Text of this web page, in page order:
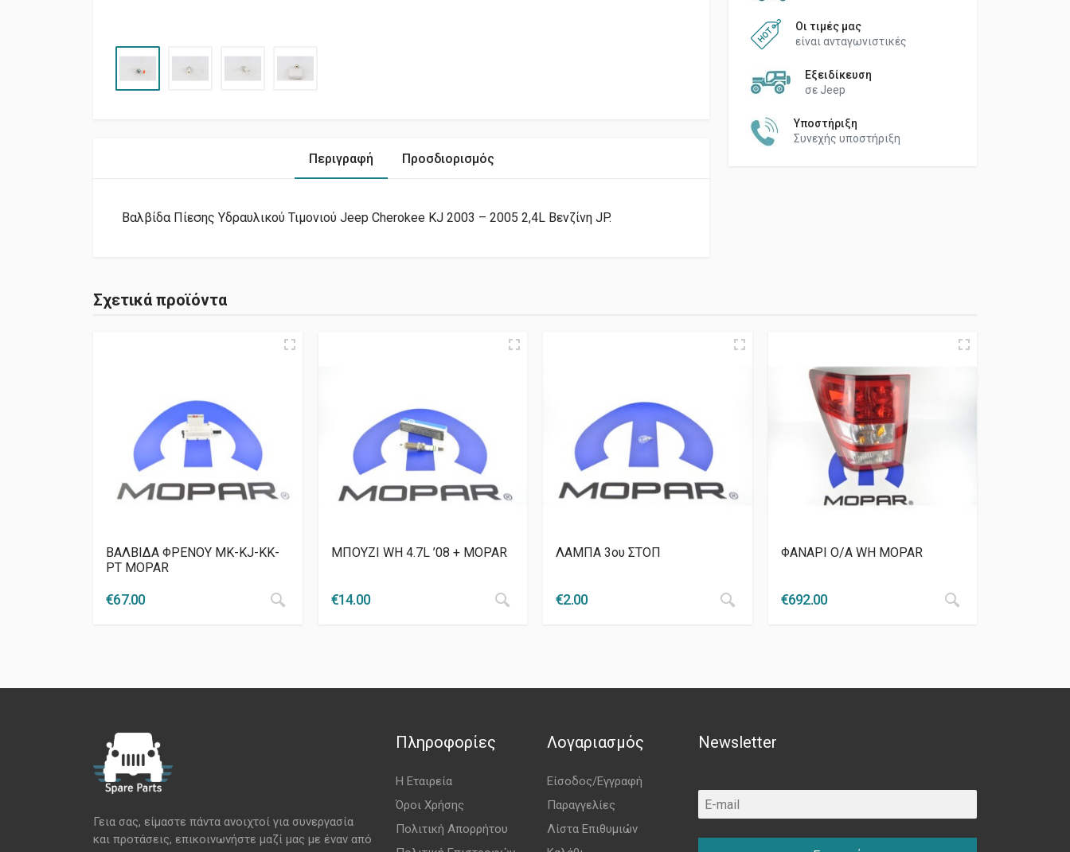
Οι τιμές μας
είναι ανταγωνιστικές
Εξειδίκευση
σε Jeep
Υποστήριξη
Συνεχής υποστήριξη
Περιγραφή Προσδιορισμός
Βαλβίδα Πίεσης Υδραυλικού Τιμονιού Jeep Cherokee KJ 2003 – 2005 2,4L Βενζίνη JP.
Σχετικά προϊόντα
ΒΑΛΒΙΔΑ ΦΡΕΝΟΥ MK-KJ-ΚΚ-
PT MOPAR
€67.00
ΜΠΟΥΖΙ WH 4.7L ’08 + MOPAR
€14.00
ΛΑΜΠΑ 3ου ΣΤΟΠ
€2.00
ΦΑΝΑΡΙ Ο/Α WH MOPAR
€692.00
Γεια σας, είμαστε πάντα ανοιχτοί για συνεργασία
και προτάσεις, επικοινωνήστε μαζί μας με έναν από
Πληροφορίες
Η Εταιρεία
Όροι Χρήσης
Πολιτική Απορρήτου
Λογαριασμός
Είσοδος/Εγγραφή
Παραγγελίες
Λίστα Επιθυμιών
Newsletter